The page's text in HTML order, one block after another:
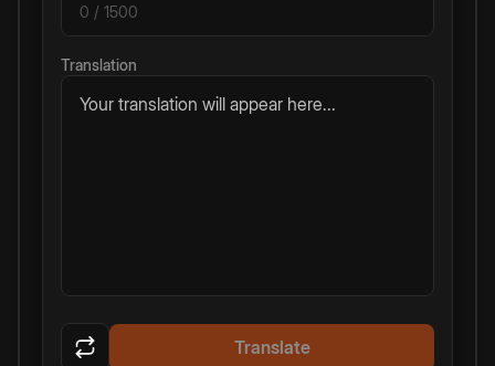
0 / 1500
Translation
Your translation will appear here...
Translate